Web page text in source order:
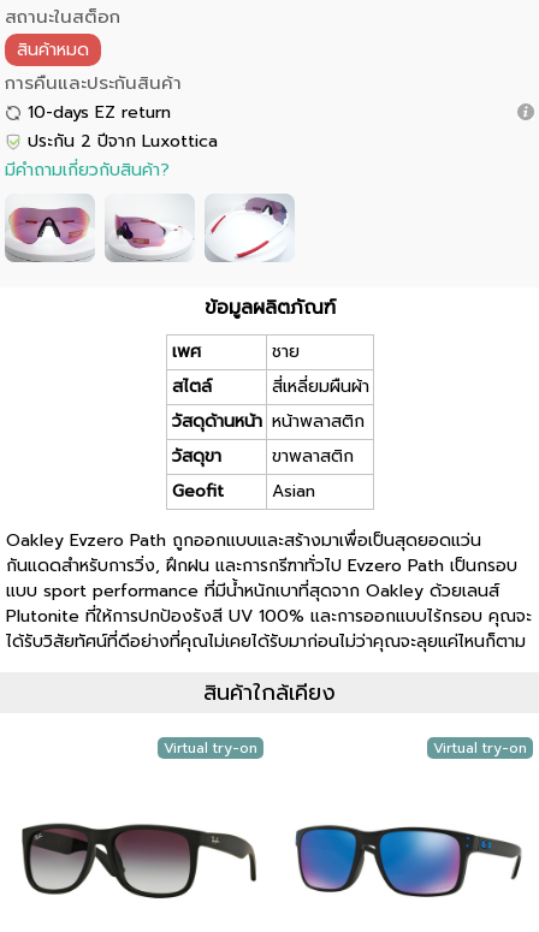
สถานะในสต็อก
สินค้าหมด
การคืนและประกันสินค้า
10-days EZ return
ประกัน 2 ปีจาก Luxottica
มีคำถามเกี่ยวกับสินค้า?
ข้อมูลผลิตภัณฑ์
เพศ
ชาย
สไตล์
สี่เหลี่ยมผืนผ้า
วัสดุด้านหน้า หน้าพลาสติก
วัสดุขา
ขาพลาสติก
Geofit
Asian
Oakley Evzero Path ถูกออกแบบและสร้างมาเพื่อเป็นสุดยอดแว่น
กันแดดสำหรับการวิ่ง, ฝึกฝน และการกรีฑาทั่วไป Evzero Path เป็นกรอบ
แบบ sport performance ที่มีน้ำหนักเบาที่สุดจาก Oakley ด้วยเลนส์
Plutonite ที่ให้การปกป้องรังสี UV 100% และการออกแบบไร้กรอบ คุณจะ
ได้รับวิสัยทัศน์ที่ดีอย่างที่คุณไม่เคยได้รับมาก่อนไม่ว่าคุณจะลุยแค่ไหนก็ตาม
สินค้าใกล้เคียง
Virtual try-on Virtual try-on